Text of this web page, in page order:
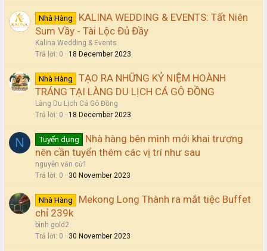
Nhà Hàng
KALINA WEDDING & EVENTS: Tất Niên
Sum Vầy - Tài Lộc Đủ Đầy
Kalina Wedding & Events
Trả lời 0 18 December 2023
Nhà Hàng
TẠO RA NHỮNG KỶ NIỆM HOÀNH
TRÁNG TẠI LÀNG DU LỊCH CÁ GÔ ĐỒNG
Làng Du Lịch Cá Gô Đồng
Trả lời 0 18 December 2023
N Tuyển dụng
Nhà hàng bên mình mới khai trương
nên cần tuyển thêm các vị trí như sau
nguyễn văn cừ1
Trả lời 0 30 November 2023
Nhà Hàng
Mekong Long Thành ra mắt tiệc Buffet
chỉ 239k
bình gold2
Trả lời 0 30 November 2023